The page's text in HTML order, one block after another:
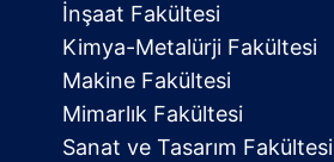
İnşaat Fakültesi
Kimya-Metalürji Fakültesi
Makine Fakültesi
Mimarlık Fakültesi
Sanat ve Tasarım Fakültesi